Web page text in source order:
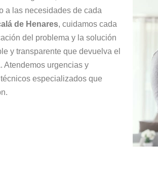
a las necesidades de cada
de Henares, cuidamos cada
del problema y la solución
y transparente que devuelva el
. Atendemos urgencias y
especializados que